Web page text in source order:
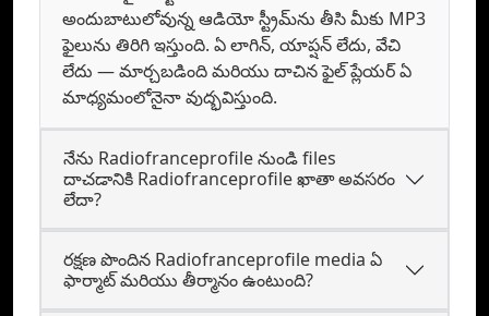
అందుబాటులోవున్న ఆడియో స్ట్రీమ్‌ను తీసి మీకు MP3
ఫైలును తిరిగి ఇస్తుంది. ఏ లాగిన్, యాప్షన్ లేదు, వేచి
లేదు —⁠ మార్చబడింది మరియు దాచిన ఫైల్ ప్లేయర్‌ ఏ
మాధ్యమంలోనైనా వుద్భవిస్తుంది.
నేను Radiofranceprofile నుండి files
దాచడానికి Radiofranceprofile ఖాతా అవసరం
లేదా?
రక్షణ పొందిన Radiofranceprofile media ఏ
ఫార్మాట్‌ మరియు తీర్మానం ఉంటుంది?